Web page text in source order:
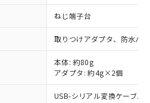
ねじ端子台
取りつけアダプタ、防水パ
本体: 約80g
アダプタ: 約4g×2個
USB-シリアル変換ケーブル:
機器販売店や当社販売拠
ットワーク
」をご確認
び標準価格結果を当社の
く第三者に漏洩または開
お願いします。
能（部品リスト作成サー
用いただくには、I-Web
物質については閾値を超える意
え状況などにより、予定
10物質）のすべてが基
を示します。
用状況下において有害物
し、環境に深刻な影響を
、生物兵器またはその他
れらの製造装置等に一切
1、2および3の内容を当
知します。また当社は、
販売に係わる関係者が違
おそれがある場合は、取
(最新の在庫状況につ
様担当のオムロン制御
店・当社販売員にご確